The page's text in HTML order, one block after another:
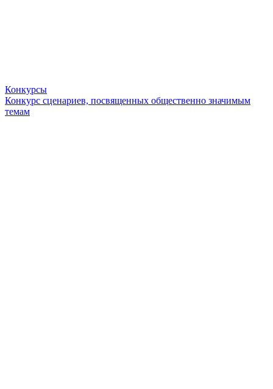
Конкурсы
Конкурс сценариев, посвященных общественно значимым
темам